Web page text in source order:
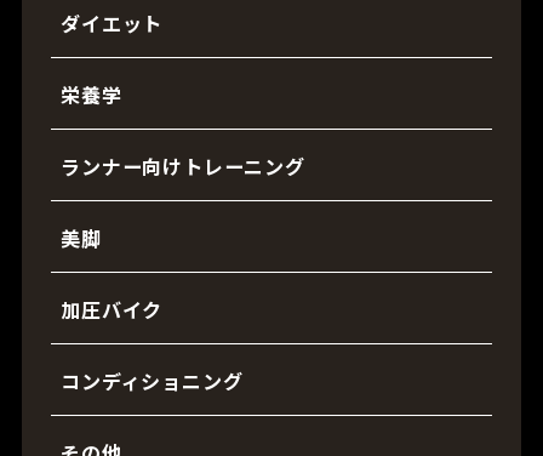
ダイエット
栄養学
ランナー向けトレーニング
美脚
加圧バイク
コンディショニング